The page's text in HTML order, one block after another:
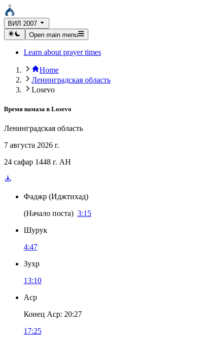
ВИЛ 2007
Open main menu
Learn about prayer times
Home
Ленинградская область
Losevo
Время намаза в Losevo
Ленинградская область
7 августа 2026 г.
24 сафар 1448 г. AH
Фаджр (Иджтихад)
(Начало поста) 3:15
Шурук
4:47
Зухр
13:10
Аср
Конец Аср: 20:27
17:25